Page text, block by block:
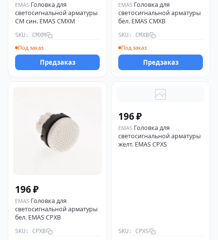
EMAS Головка для
светосигнальной арматуры
CM син. EMAS CMXM
SKU: CMXM
Под заказ
Предзаказ
EMAS Головка для
светосигнальной арматуры
бел. EMAS CMXB
SKU: CMXB
Под заказ
Предзаказ
196 ₽
EMAS Головка для
светосигнальной арматуры
бел. EMAS CPXB
SKU: CPXB
196 ₽
EMAS Головка для
светосигнальной арматуры
желт. EMAS CPXS
SKU: CPXS